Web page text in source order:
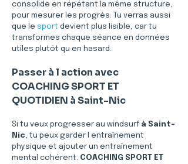
consolide en répétant la même structure,
pour mesurer les progrès. Tu verras aussi
que le sport devient plus lisible, car tu
transformes chaque séance en données
utiles plutôt qu en hasard.
Passer à l action avec
COACHING SPORT ET
QUOTIDIEN à Saint-Nic
Si tu veux progresser au windsurf à Saint-
Nic, tu peux garder l entraînement
physique et ajouter un entraînement
mental cohérent. COACHING SPORT ET